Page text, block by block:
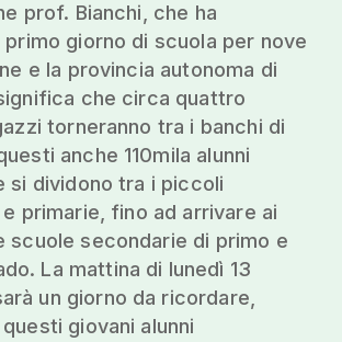
prof. Bianchi, che ha
primo giorno di scuola per nove
e la provincia autonoma di
che circa quattro
torneranno tra i banchi di
anche 110mila alunni
si dividono tra i piccoli
e primarie, fino ad arrivare ai
scuole secondarie di primo e
La mattina di lunedì 13
un giorno da ricordare,
giovani alunni